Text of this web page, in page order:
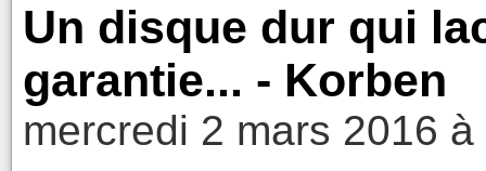
Un disque dur qui
garantie... - Korben
mercredi 2 mars 2016 à